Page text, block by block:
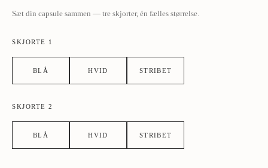
Sæt din capsule sammen — tre skjorter, én fælles størrelse.
SKJORTE 1
BLÅ HVID STRIBET
SKJORTE 2
BLÅ HVID STRIBET